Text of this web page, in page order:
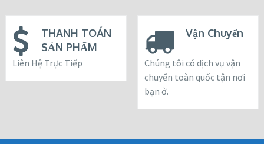
THANH TOÁN
SẢN PHẨM
Liên Hệ Trực Tiếp
Vận Chuyển
Chúng tôi có dịch vụ vận
chuyển toàn quốc tận nơi
bạn ở.